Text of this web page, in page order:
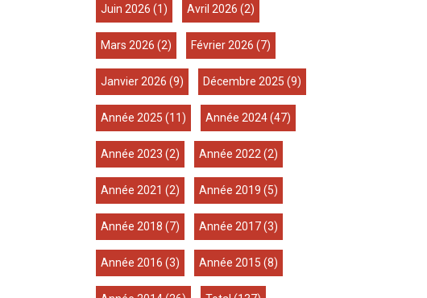
juin 2026 (1) avril 2026 (2)
mars 2026 (2) février 2026 (7)
janvier 2026 (9) décembre 2025 (9)
année 2025 (11) année 2024(47)
année 2023 (2) année 2022 (2)
année 2021 (2) année 2019 (5)
année 2018 (7) année 2017(3)
année 2016 (3) année 2015 (8)